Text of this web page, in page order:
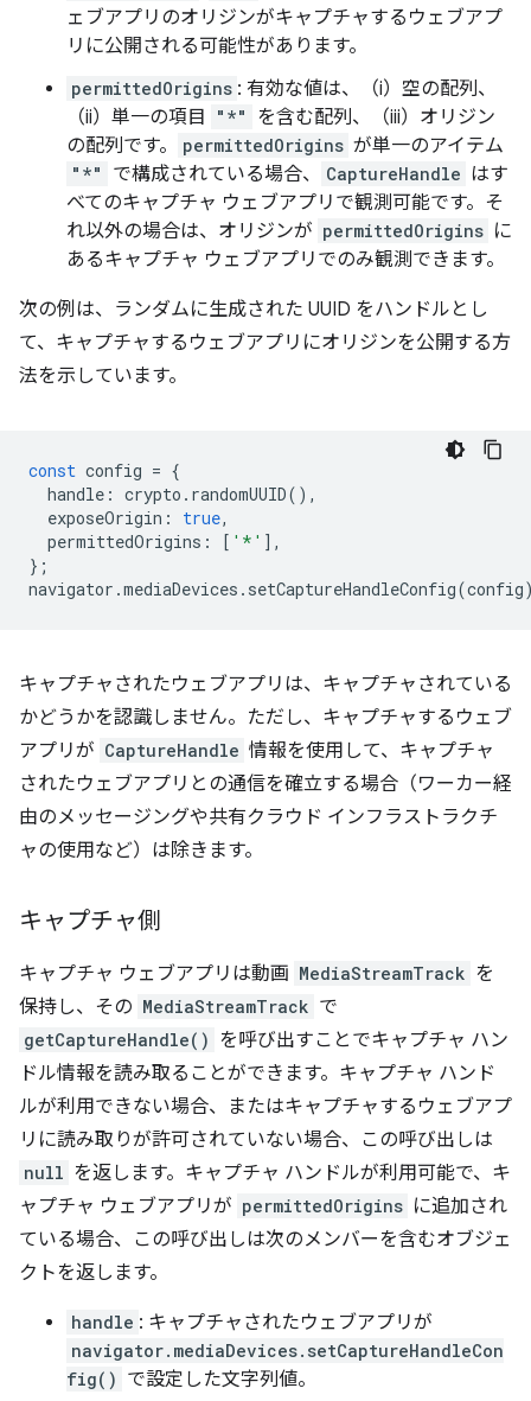
ェブアプリのオリジンがキャプチャするウェブアプ
リに公開される可能性があります。
permittedOrigins : 有効な値は、（i）空の配列、
（ii）単一の項目
"*"
を含む配列、（iii）オリジン
の配列です。
permittedOrigins が単一のアイテム
"*" で構成されている場合、 CaptureHandle はす
べてのキャプチャ ウェブアプリで観測可能です。そ
れ以外の場合は、オリジンが permittedOrigins に
あるキャプチャ ウェブアプリでのみ観測できます。
次の例は、ランダムに生成された UUID をハンドルとし
て、キャプチャするウェブアプリにオリジンを公開する方
法を示しています。
const config = {
handle : crypto . randomUUID(),
exposeOrigin : true,
permittedOrigins : [ '*' ],
};
navigator .mediaDevices . setCaptureHandleConfig(config
キャプチャされたウェブアプリは、キャプチャされている
かどうかを認識しません。ただし、キャプチャするウェブ
アプリが CaptureHandle 情報を使用して、キャプチャ
されたウェブアプリとの通信を確立する場合（ワーカー経
由のメッセージングや共有クラウド インフラストラクチ
ャの使用など）は除きます。
キャプチャ側
キャプチャ ウェブアプリは動画 MediaStreamTrack を
保持し、その MediaStreamTrack で
getCaptureHandle() を呼び出すことでキャプチャ ハン
ドル情報を読み取ることができます。キャプチャ ハンド
ルが利用できない場合、またはキャプチャするウェブアプ
リに読み取りが許可されていない場合、この呼び出しは
null を返します。キャプチャ ハンドルが利用可能で、キ
ャプチャ ウェブアプリが permittedOrigins に追加され
ている場合、この呼び出しは次のメンバーを含むオブジェ
クトを返します。
handle : キャプチャされたウェブアプリが
navigator.mediaDevices.setCaptureHandleCon
fig() で設定した文字列値。